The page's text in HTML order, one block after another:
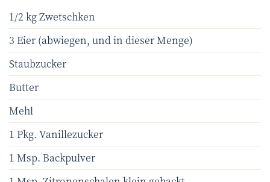
1/2 kg Zwetschken
3 Eier (abwiegen, und in dieser Menge)
Staubzucker
Butter
Mehl
1 Pkg. Vanillezucker
1 Msp. Backpulver